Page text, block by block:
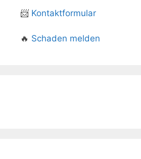
📨 Kontaktformular
🔥 Schaden melden